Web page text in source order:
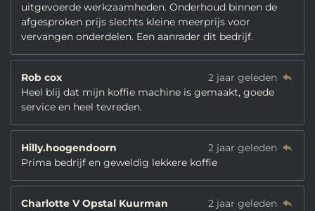
uitgevoerde werkzaamheden. Onderhoud binnen de
afgesproken prijs slechts kleine meerprijs voor
vervangen onderdelen. Een aanrader dit bedrijf.
Rob cox
2 jaar geleden
Heel blij dat mijn koffie machine is gemaakt, goede
service en heel tevreden.
Hilly.hoogendoorn
2 jaar geleden
Prima bedrijf en geweldig lekkere koffie
Charlotte V Opstal Kuurman
2 jaar geleden